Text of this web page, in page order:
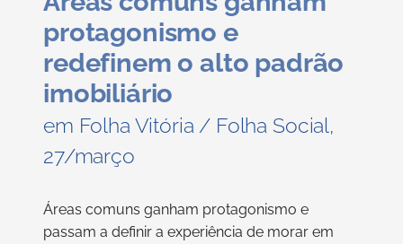
protagonismo e
redefinem o alto padrão
imobiliário
em Folha Vitória / Folha Social,
27/março
Áreas comuns ganham protagonismo e
passam a definir a experiência de morar em